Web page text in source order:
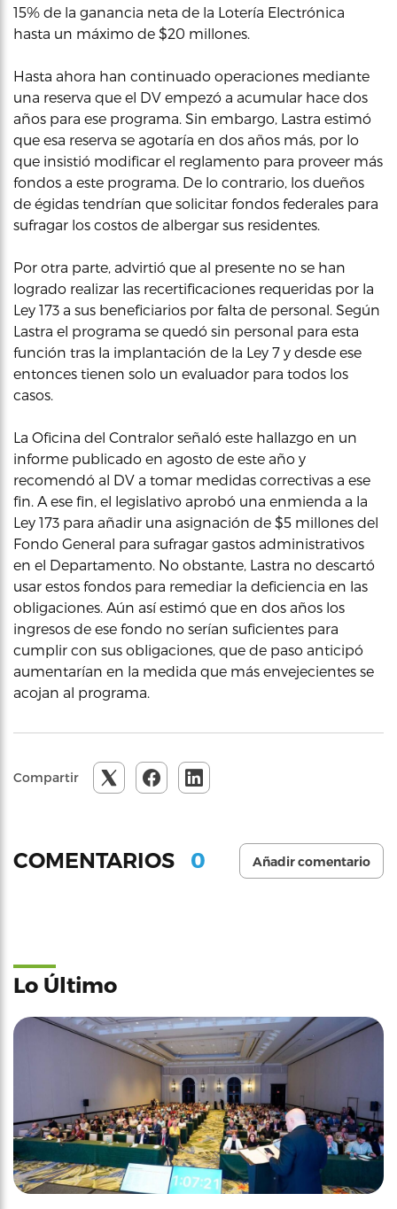
15% de la ganancia neta de la Lotería Electrónica
hasta un máximo de $20 millones.
Hasta ahora han continuado operaciones mediante
una reserva que el DV empezó a acumular hace dos
años para ese programa. Sin embargo, Lastra estimó
que esa reserva se agotaría en dos años más, por lo
que insistió modificar el reglamento para proveer más
fondos a este programa. De lo contrario, los dueños
de égidas tendrían que solicitar fondos federales para
sufragar los costos de albergar sus residentes.
Por otra parte, advirtió que al presente no se han
logrado realizar las recertificaciones requeridas por la
Ley 173 a sus beneficiarios por falta de personal. Según
Lastra el programa se quedó sin personal para esta
función tras la implantación de la Ley 7 y desde ese
entonces tienen solo un evaluador para todos los
casos.
La Oficina del Contralor señaló este hallazgo en un
informe publicado en agosto de este año y
recomendó al DV a tomar medidas correctivas a ese
fin. A ese fin, el legislativo aprobó una enmienda a la
Ley 173 para añadir una asignación de $5 millones del
Fondo General para sufragar gastos administrativos
en el Departamento. No obstante, Lastra no descartó
usar estos fondos para remediar la deficiencia en las
obligaciones. Aún así estimó que en dos años los
ingresos de ese fondo no serían suficientes para
cumplir con sus obligaciones, que de paso anticipó
aumentarían en la medida que más envejecientes se
acojan al programa.
Compartir
COMENTARIOS 0 Añadir comentario
Lo Último